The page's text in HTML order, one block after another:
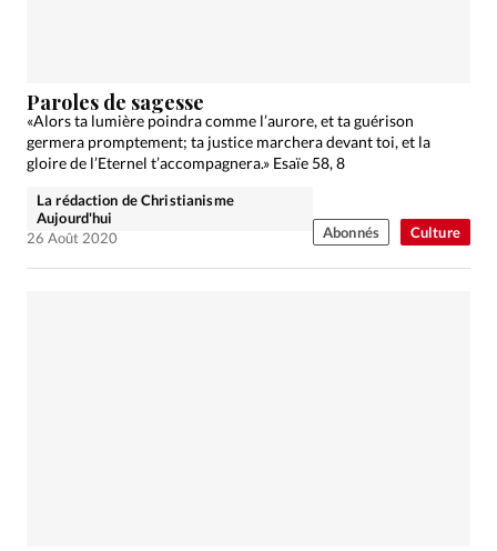
Devise:CHF
RUBRIQUES
Actualité internationale
Chronique
Culture
Dossier
Génération réveil
Monde
Culture
Paroles de sagesse
«Alors ta lumière poindra comme l’aurore, et ta guérison
germera promptement; ta justice marchera devant toi, et la
gloire de l’Eternel t’accompagnera.» Esaïe 58, 8
La rédaction de Christianisme
Aujourd'hui
26 Août 2020
Abonnés